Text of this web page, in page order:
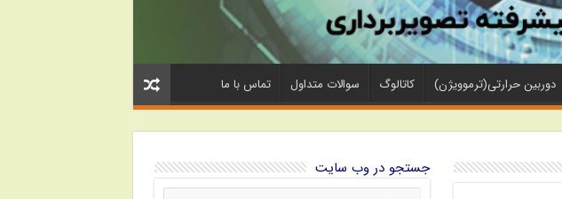
دوربین حرارتی(ترموویژن) کاتالوگ سوالات متداول تماس با ما
جستجو در وب سایت